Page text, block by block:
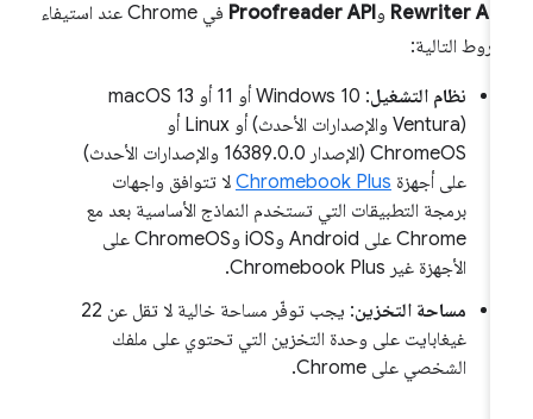
Rewriter APIوProofreader API
في Chrome عند استيفاء
التالية:
نظام التشغيل
: Windows 10 أو 11 أو macOS 13
(Ventura والإصدارات الأحدث) أو Linux أو
ChromeOS (الإصدار 16389.0.0 والإصدارات الأحدث)
على أجهزةChromebook Plusلا تتوافق واجهات
برمجة التطبيقات التي تستخدم النماذج الأساسية بعد مع
Chrome على Android وiOS وChromeOS على
الأجهزة غير Chromebook Plus.
مساحة التخزين
: يجب توفّر مساحة خالية لا تقل عن 22
غيغابايت على وحدة التخزين التي تحتوي على ملفك
الشخصي على Chrome.